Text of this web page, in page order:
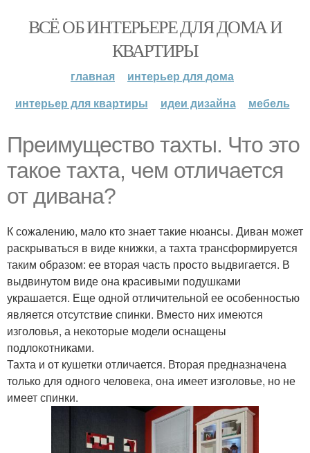
ВСЁ ОБ ИНТЕРЬЕРЕ ДЛЯ ДОМА И
КВАРТИРЫ
главная
интерьер для дома
интерьер для квартиры
идеи дизайна мебель
Преимущество тахты. Что это
такое тахта, чем отличается
от дивана?
К сожалению, мало кто знает такие нюансы. Диван может
раскрываться в виде книжки, а тахта трансформируется
таким образом: ее вторая часть просто выдвигается. В
выдвинутом виде она красивыми подушками
украшается. Еще одной отличительной ее особенностью
является отсутствие спинки. Вместо них имеются
изголовья, а некоторые модели оснащены
подлокотниками.
Тахта и от кушетки отличается. Вторая предназначена
только для одного человека, она имеет изголовье, но не
имеет спинки.